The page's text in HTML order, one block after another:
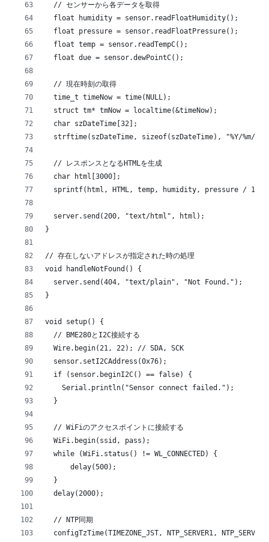
  // センサーから各データを取得
  float humidity = sensor.readFloatHumidity();
  float pressure = sensor.readFloatPressure();
  float temp = sensor.readTempC();
  float due = sensor.dewPointC();
  // 現在時刻の取得
  time_t timeNow = time(NULL);
  struct tm* tmNow = localtime(&timeNow);
  char szDateTime[32];
strftime(szDateTime, sizeof(szDateTime), "%Y/%m/%d
  // レスポンスとなるHTMLを生成
  char html[3000];
sprintf(html, HTML, temp, humidity, pressure /
  server.send(200, "text/html", html);
}
// 存在しないアドレスが指定された時の処理
void handleNotFound() {
  server.send(404, "text/plain", "Not Found.");
}
void setup() {
  // BME280とI2C接続する
  Wire.begin(21, 22); // SDA, SCK
  sensor.setI2CAddress(0x76);
  if (sensor.beginI2C() == false) {
    Serial.println("Sensor connect failed.");
  }
  // WiFiのアクセスポイントに接続する
  WiFi.begin(ssid, pass);
  while (WiFi.status() != WL_CONNECTED) {
      delay(500);
  }
  delay(2000);
  // NTP同期
configTzTime(TIMEZONE_JST, NTP_SERVER1,